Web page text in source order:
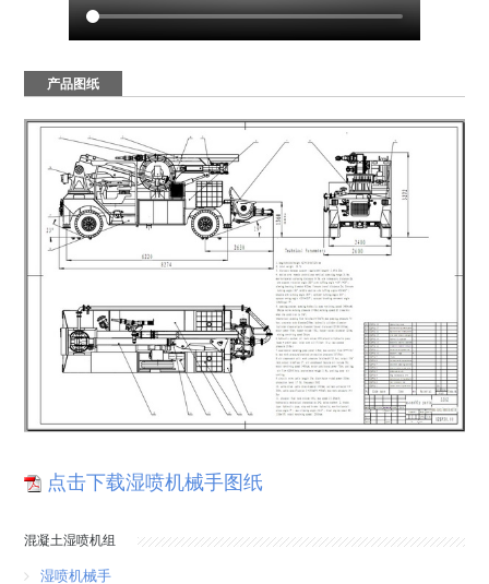
产品图纸
点击下载湿喷机械手图纸
混凝土湿喷机组
湿喷机械手